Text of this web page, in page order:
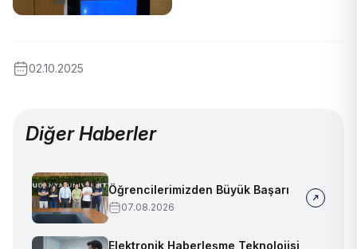
02.10.2025
Diğer Haberler
Öğrencilerimizden Büyük Başarı
07.08.2026
Elektronik Haberleşme Teknolojisi